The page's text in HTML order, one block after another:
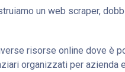
un web scraper,
risorse online dove è
organizzati per azienda